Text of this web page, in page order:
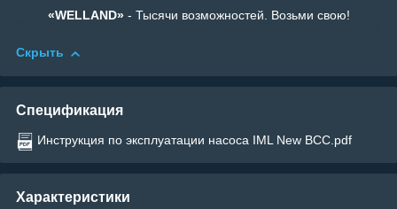
«WELLAND»- Тысячи возможностей. Возьми свою!
Скрыть
Спецификация
Инструкция по эксплуатации насоса IML New BCC.pdf
Характеристики